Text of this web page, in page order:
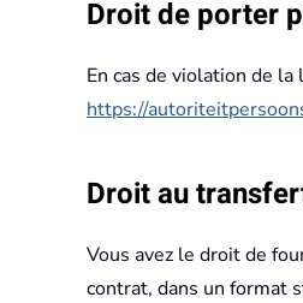
Droit de porter
En cas de violation de
https://
Droit au
Vous avez le droit de
contrat, dans un format